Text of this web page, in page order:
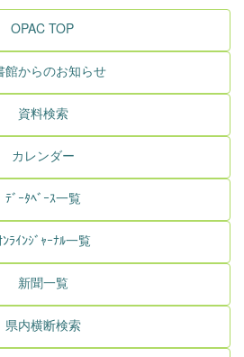
OPAC TOP
館からのお知らせ
資料検索
カレンダー
ﾃﾞｰﾀﾍﾞｰｽ一覧
ﾗｲﾝｼﾞｬｰﾅﾙ一覧
新聞一覧
県内横断検索